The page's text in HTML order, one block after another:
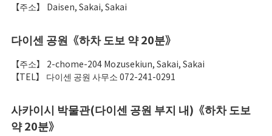
【주소】 Daisen, Sakai, Sakai
다이센 공원《하차 도보 약 20분》
【주소】 2-chome-204 Mozusekiun, Sakai, Sakai
【TEL】 다이센 공원 사무소 072-241-0291
사카이시 박물관(다이센 공원 부지 내)《하차 도보
약 20분》